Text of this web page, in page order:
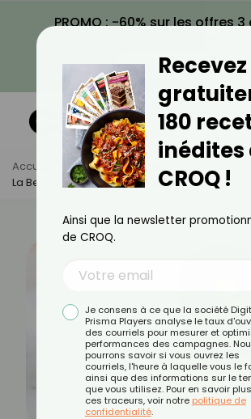
PROMO : -60% sur les offres
VOIR LA PROMO
Accueil Actus
Minceur
La Berbérine : Explorer Ses Bienfaits Pour La
Recevez
180
inédites
CROQ !
Ainsi que la newsletter
de CROQ.
Je consens à ce que la société
Prisma Players analyse le taux
des courriels pour mesurer et
performances des campagnes.
pourrons savoir si vous ouvrez les
courriels, l'heure à laquelle vous le
ainsi que des informations sur le
que vous utilisez. Pour en savoir
ces traceurs, voir notre politique de
confidentialité.